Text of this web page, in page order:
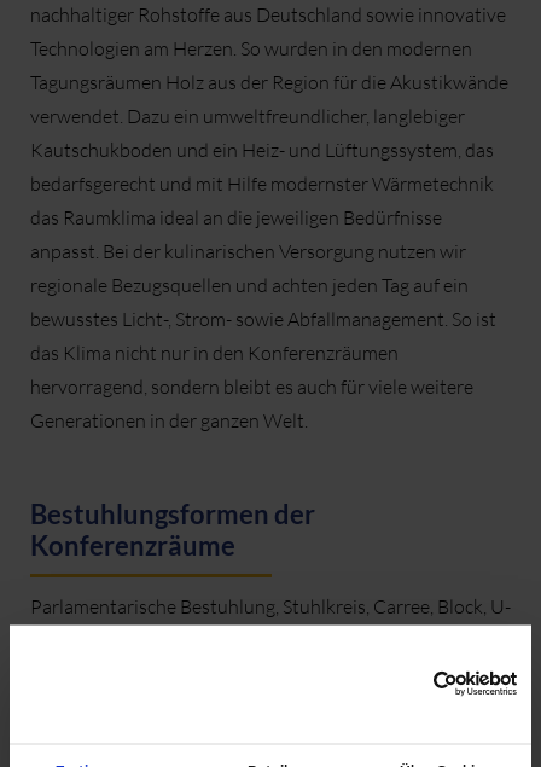
nachhaltiger Rohstoffe aus Deutschland sowie innovative
Technologien am Herzen. So wurden in den modernen
Tagungsräumen Holz aus der Region für die Akustikwände
verwendet. Dazu ein umweltfreundlicher, langlebiger
Kautschukboden und ein Heiz- und Lüftungssystem, das
bedarfsgerecht und mit Hilfe modernster Wärmetechnik
das Raumklima ideal an die jeweiligen Bedürfnisse
anpasst. Bei der kulinarischen Versorgung nutzen wir
regionale Bezugsquellen und achten jeden Tag auf ein
bewusstes Licht-, Strom- sowie Abfallmanagement. So ist
das Klima nicht nur in den Konferenzräumen
hervorragend, sondern bleibt es auch für viele weitere
Generationen in der ganzen Welt.
Bestuhlungsformen der
Konferenzräume
Parlamentarische Bestuhlung, Stuhlkreis, Carree, Block, U-
Ihnen die Konferenzräume nach Ihren Wünschen vor.